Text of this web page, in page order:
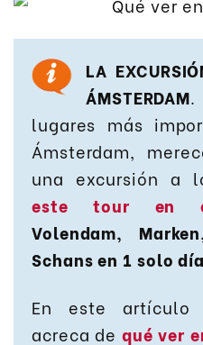
LA
ÁMSTERDAM.
lugares más
Ámsterdam,
una excursión a
este tour en
Volendam,
Schans en 1 solo día
En este artículo
acreca de qué ver